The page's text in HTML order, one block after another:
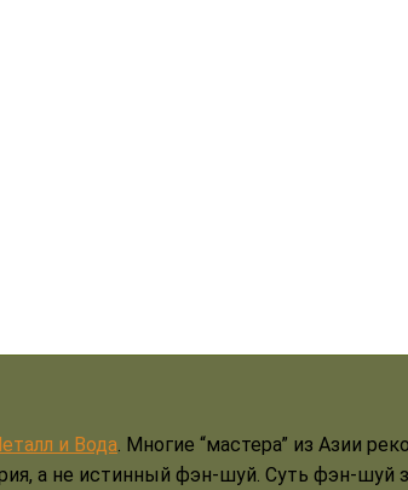
и Вода. Многие “мастера” из Азии
а не истинный фэн-шуй. Суть фэн-шуй